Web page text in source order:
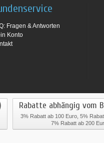
Fragen & Antworten
Konto
Rabatte abhängig vom
3% Rabatt ab 100 Euro, 5%
7% Rabatt ab 200